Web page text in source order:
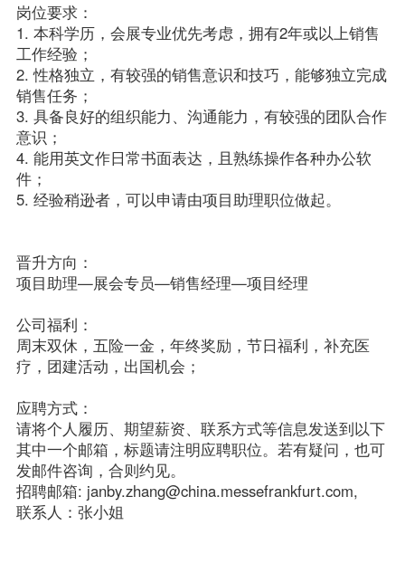
岗位要求：
1. 本科学历，会展专业优先考虑，拥有2年或以上销售
工作经验；
2. 性格独立，有较强的销售意识和技巧，能够独立完成
销售任务；
3. 具备良好的组织能力、沟通能力，有较强的团队合作
意识；
4. 能用英文作日常书面表达，且熟练操作各种办公软
件；
5. 经验稍逊者，可以申请由项目助理职位做起。
晋升方向：
项目助理—展会专员—销售经理—项目经理
公司福利：
周末双休，五险一金，年终奖励，节日福利，补充医
疗，团建活动，出国机会；
应聘方式：
请将个人履历、期望薪资、联系方式等信息发送到以下
其中一个邮箱，标题请注明应聘职位。若有疑问，也可
发邮件咨询，合则约见。
招聘邮箱: janby.zhang@china.messefrankfurt.com,
联系人：张小姐